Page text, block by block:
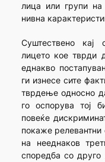
лица или групи
нивна
Суштествено кај
лицето кое тврди
еднакво
ги изнесе сите
тврдење односно
го оспорува тој
повеќе
покаже
на нееднаков
споредба со друго